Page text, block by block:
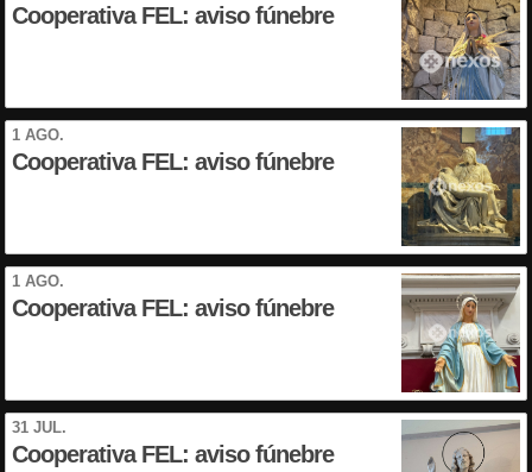
Cooperativa FEL: aviso fúnebre
1 AGO.
Cooperativa FEL: aviso fúnebre
1 AGO.
Cooperativa FEL: aviso fúnebre
31 JUL.
Cooperativa FEL: aviso fúnebre